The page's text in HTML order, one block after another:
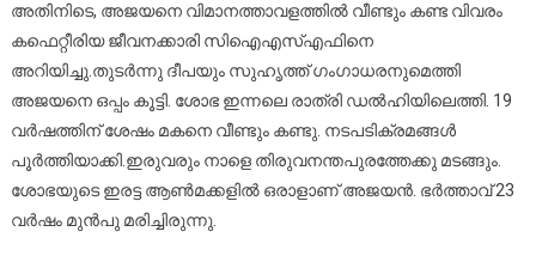
അതിനിടെ, അജയനെ വിമാനത്താവളത്തിൽ വീണ്ടും കണ്ട വിവരം
കഫെറ്റീരിയ ജീവനക്കാരി സിഐഎസ്എഫിനെ
അറിയിച്ചു.തുടർന്നു ദീപയും സുഹൃത്ത് ഗംഗാധരനുമെത്തി
അജയനെ ഒപ്പം കൂട്ടി. ശോഭ ഇന്നലെ രാത്രി ഡൽഹിയിലെത്തി. 19
വർഷത്തിന് ശേഷം മകനെ വീണ്ടും കണ്ടു. നടപടിക്രമങ്ങൾ
പൂർത്തിയാക്കി.ഇരുവരും നാളെ തിരുവനന്തപുരത്തേക്കു മടങ്ങും.
ശോഭയുടെ ഇരട്ട ആൺമക്കളിൽ ഒരാളാണ് അജയൻ. ഭർത്താവ് 23
വർഷം മുൻപു മരിച്ചിരുന്നു.